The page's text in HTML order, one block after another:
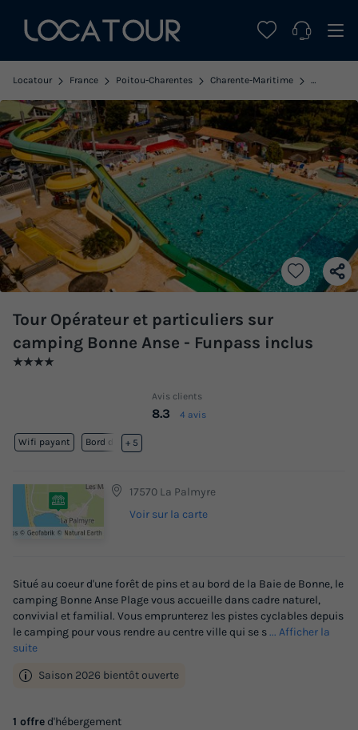
Locatour France Poitou-Charentes Charente-Maritime La Palmyre
Tour Opérateur et particuliers sur
camping Bonne Anse - Funpass inclus
★★★★
Avis clients
8.3 4 avis
Wifi payant Bord de mer
+ 5
17570 La Palmyre
Voir sur la carte
Situé au coeur d'une forêt de pins et au bord de la Baie de Bonne, le
camping Bonne Anse Plage vous accueille dans cadre naturel,
convivial et familial. Vous emprunterez les pistes cyclables depuis
le camping pour vous rendre au centre ville qui se s... Afficher la
suite
Saison 2026 bientôt ouverte
1 offre d'hébergement